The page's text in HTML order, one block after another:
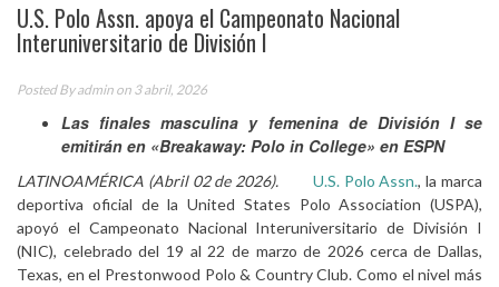
U.S. Polo Assn. apoya el Campeonato Nacional
Interuniversitario de División I
Posted Byadmin on 3 abril, 2026
Las finales masculina y femenina de División I se
emitirán en «Breakaway: Polo in College» en ESPN
LATINOAMÉRICA (Abril 02 de 2026). U.S. Polo Assn., la marca
deportiva oficial de la United States Polo Association (USPA),
apoyó el Campeonato Nacional Interuniversitario de División I
(NIC), celebrado del 19 al 22 de marzo de 2026 cerca de Dallas,
Texas, en el Prestonwood Polo & Country Club. Como el nivel más